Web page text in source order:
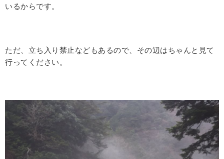
いるからです。
ただ、立ち入り禁止などもあるので、その辺はちゃんと見て
行ってください。